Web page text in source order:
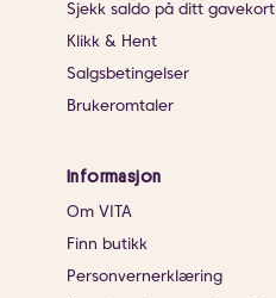
Sjekk saldo på ditt gavekort
Klikk & Hent
Salgsbetingelser
Brukeromtaler
Informasjon
Om VITA
Finn butikk
Personvernerklæring